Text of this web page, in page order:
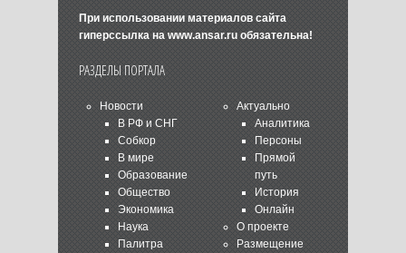
При использовании материалов сайта
гиперссылка на www.ansar.ruобязательна!
РАЗДЕЛЫ ПОРТАЛА
Новости
В РФ и СНГ
Собкор
В мире
Образование
Общество
Экономика
Наука
Палитра
Актуально
Аналитика
Персоны
Прямой
путь
История
Онлайн
О проекте
Размещение